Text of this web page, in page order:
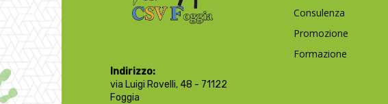
Indirizzo:
via Luigi Rovelli, 48 - 71122
Foggia
Consulenza
Promozione
Formazione